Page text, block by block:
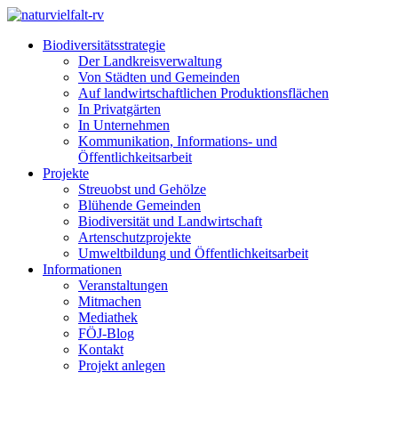
Biodiversitätsstrategie
Der Landkreisverwaltung
Von Städten und Gemeinden
Auf landwirtschaftlichen Produktionsflächen
In Privatgärten
In Unternehmen
Kommunikation, Informations- und
Öffentlichkeitsarbeit
Projekte
Streuobst und Gehölze
Blühende Gemeinden
Biodiversität und Landwirtschaft
Artenschutzprojekte
Umweltbildung und Öffentlichkeitsarbeit
Informationen
Veranstaltungen
Mitmachen
Mediathek
FÖJ-Blog
Kontakt
Projekt anlegen